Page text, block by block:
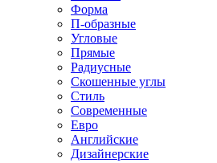
Форма
П-образные
Угловые
Прямые
Радиусные
Скошенные углы
Стиль
Современные
Евро
Английские
Дизайнерские